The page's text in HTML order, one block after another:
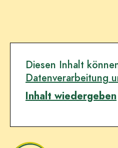
Diesen Inhalt
Datenverarbeitung
Inhalt wiedergeben